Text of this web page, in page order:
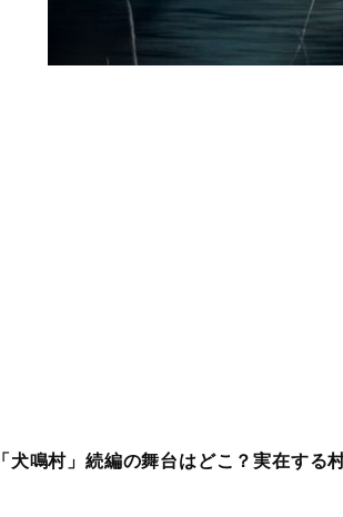
「犬鳴村」続編の舞台はどこ？実在す